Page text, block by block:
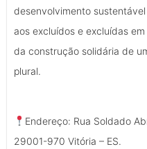
desenvolvimento
aos excluídos e excluídas
da construção solidária de
plural.
Endereço: Rua Soldado
29001-970 Vitória – ES.